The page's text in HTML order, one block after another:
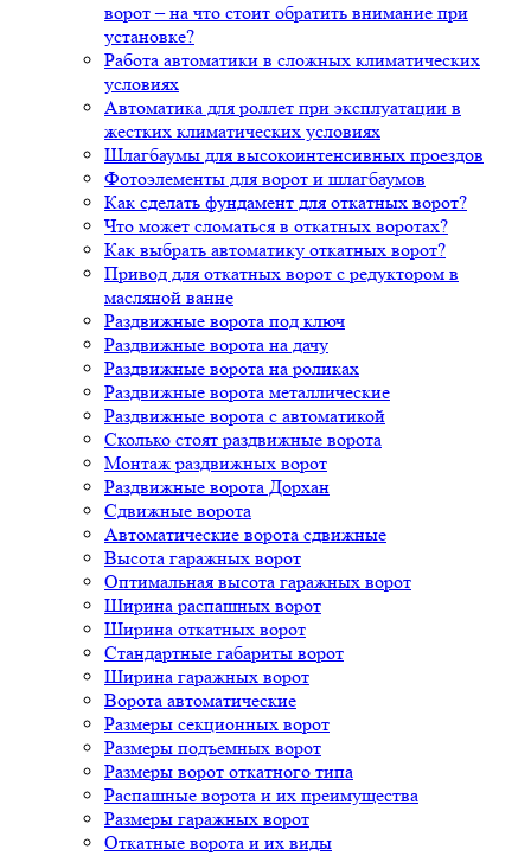
ворот – на что стоит обратить внимание при
установке?
Работа автоматики в сложных климатических
условиях
Автоматика для роллет при эксплуатации в
жестких климатических условиях
Шлагбаумы для высокоинтенсивных проездов
Фотоэлементы для ворот и шлагбаумов
Как сделать фундамент для откатных ворот?
Что может сломаться в откатных воротах?
Как выбрать автоматику откатных ворот?
Привод для откатных ворот с редуктором в
масляной ванне
Раздвижные ворота под ключ
Раздвижные ворота на дачу
Раздвижные ворота на роликах
Раздвижные ворота металлические
Раздвижные ворота с автоматикой
Сколько стоят раздвижные ворота
Монтаж раздвижных ворот
Раздвижные ворота Дорхан
Сдвижные ворота
Автоматические ворота сдвижные
Высота гаражных ворот
Оптимальная высота гаражных ворот
Ширина распашных ворот
Ширина откатных ворот
Стандартные габариты ворот
Ширина гаражных ворот
Ворота автоматические
Размеры секционных ворот
Размеры подъемных ворот
Размеры ворот откатного типа
Распашные ворота и их преимущества
Размеры гаражных ворот
Откатные ворота и их виды